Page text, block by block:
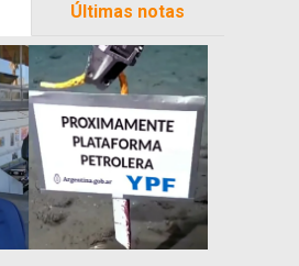
Últimas notas